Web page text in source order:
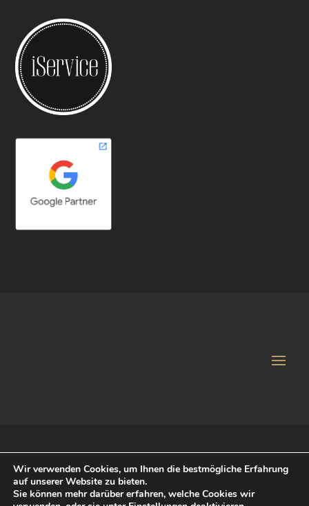
© 2018 iService Agentur für Markenstrategie und Kreation
Wir verwenden Cookies, um Ihnen die bestmögliche Erfahrung
auf unserer Website zu bieten.
Sie können mehr darüber erfahren, welche Cookies wir